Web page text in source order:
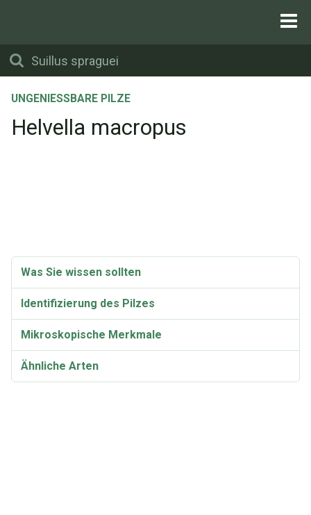
UNGENIESSBARE PILZE
Helvella macropus
Was Sie wissen sollten
Identifizierung des Pilzes
Mikroskopische Merkmale
Ähnliche Arten